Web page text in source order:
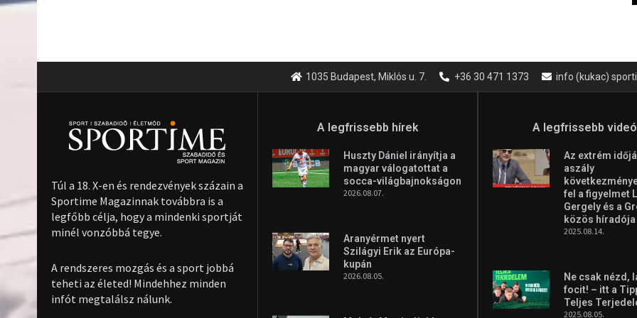
1035 Budapest, Miklós u. 7. +36 30 471 1373 info (kukac)
Túl a 18. X-en és rendezvények százain a
Sportime Magazinnak továbbra is a
legfőbb célja, hogy a mindenki sportját
minél vonzóbbá tegye.
A rendszeres mozgás és a sport jobbá
teheti az életed! Mindehhez minden
infót megtalálsz nálunk.
A legfrissebb hírek
Huszty Dániel irányítja a
magyar válogatottat a
socca-világbajnokságon
2026.08.07.
Aranyérmet nyert
Szilágyi Erik az Európa-
kupán
2026.08.05.
A legfrissebb
Az extrém
aszály
fel a figyelmet
Gergely és a
közös híradója
2025.08.14.
Ne csak nézd,
focit! – itt a
Teljes
2025.08.05.